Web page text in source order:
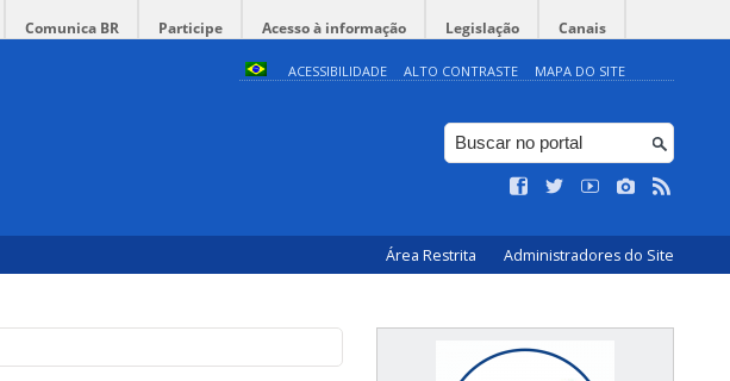
Comunica BR Participe Acesso à informação Legislação Canais
ACESSIBILIDADE ALTO CONTRASTE MAPA DO SITE
Área Restrita Administradores do Site